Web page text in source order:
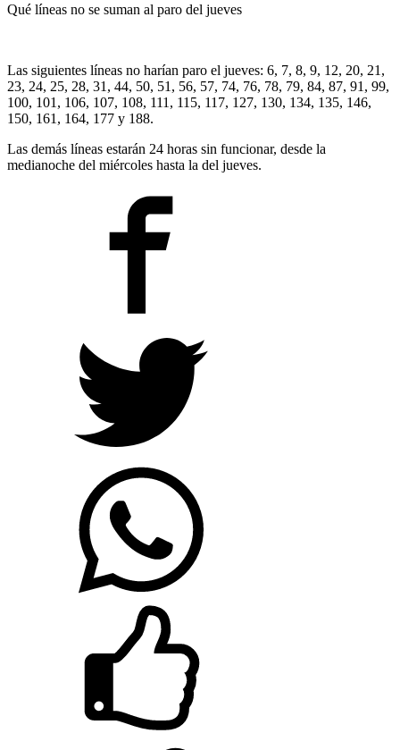
Qué líneas no se suman al paro del jueves
Las siguientes líneas no harían paro el jueves: 6, 7, 8, 9, 12, 20, 21,
23, 24, 25, 28, 31, 44, 50, 51, 56, 57, 74, 76, 78, 79, 84, 87, 91, 99,
100, 101, 106, 107, 108, 111, 115, 117, 127, 130, 134, 135, 146,
150, 161, 164, 177 y 188.
Las demás líneas estarán 24 horas sin funcionar, desde la
medianoche del miércoles hasta la del jueves.